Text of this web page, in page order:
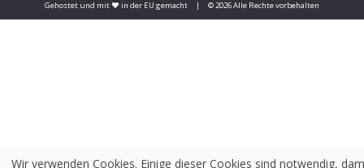
Gehostet und mit ❤️ in der EU gemacht | © 2026 Alle Rechte vorbehalten
Wir verwenden Cookies. Einige dieser Cookies sind notwendig,